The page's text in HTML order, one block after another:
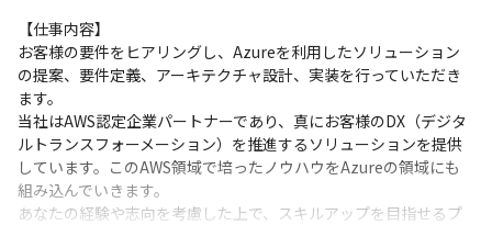
【仕事内容】
お客様の要件をヒアリングし、Azureを利用したソリューション
の提案、要件定義、アーキテクチャ設計、実装を行っていただき
ます。
当社はAWS認定企業パートナーであり、真にお客様のDX（デジタ
ルトランスフォーメーション）を推進するソリューションを提供
しています。このAWS領域で培ったノウハウをAzureの領域にも
組み込んでいきます。
あなたの経験や志向を考慮した上で、スキルアップを目指せるプ